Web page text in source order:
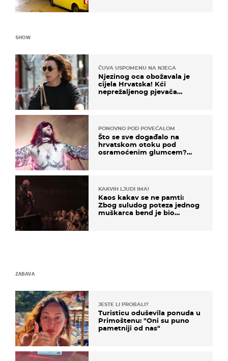
SHOW
ČUVA USPOMENU NA NJEGA
Njezinog oca obožavala je
cijela Hrvatska! Kći
neprežaljenog pjevača
PONOVNO POD POVEĆALOM
Što se sve događalo na
hrvatskom otoku pod
osramoćenim glumcem?
KAKVIH LJUDI IMA!
Kaos kakav se ne pamti:
Zbog suludog poteza jednog
muškarca bend je bio
ZABAVA
JESTE LI PROBALI?
Turisticu oduševila ponuda u
Primoštenu: "Oni su puno
pametniji od nas"